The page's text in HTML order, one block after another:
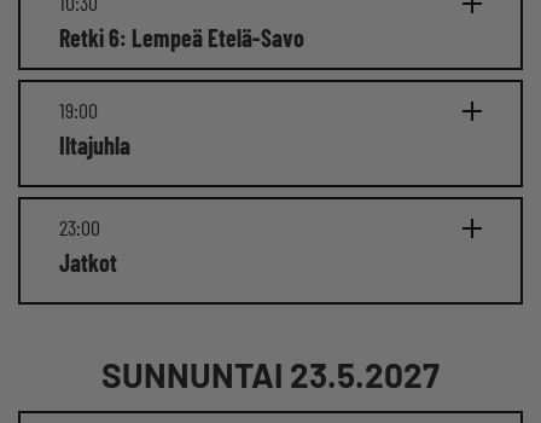
Retki 6: Lempeä Etelä-Savo
19:00
Iltajuhla
23:00
Jatkot
SUNNUNTAI 23.5.2027